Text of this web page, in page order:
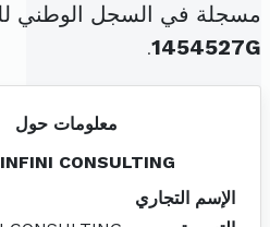
مسجلة في السجل الوطني
1454527G
.
معلومات حول
CONSULTING
الإسم التجاري